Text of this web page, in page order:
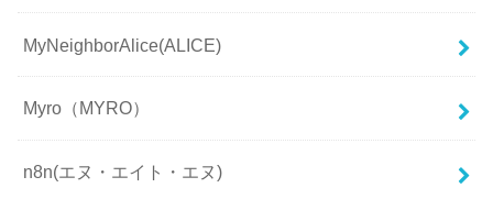
MyNeighborAlice(ALICE)
Myro（MYRO）
n8n(エヌ・エイト・エヌ)